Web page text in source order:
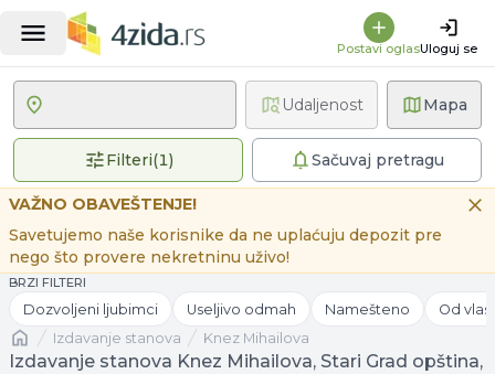
Postavi oglasUloguj se
Mapa
Filteri(1)1 primenjen filterSačuvaj pretragu
Udaljenost
VAŽNO OBAVEŠTENJE!
Savetujemo naše korisnike da ne uplaćuju depozit pre
nego što provere nekretninu uživo!
BRZI FILTERI
Dozvoljeni ljubimci Useljivo odmah Namešteno Od
Naslovnaizdavanje stanova Knez Mihailova
Izdavanje stanova Knez Mihailova, Stari Grad opština,